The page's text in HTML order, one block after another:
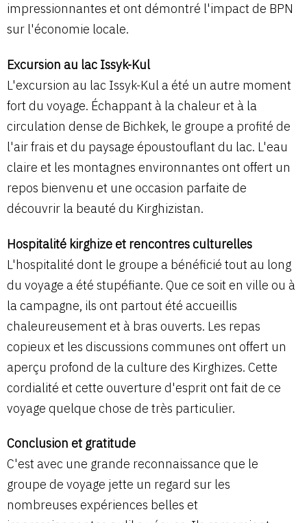
impressionnantes et ont démontré l'impact de BPN
sur l'économie locale.
Excursion au lac Issyk-Kul
L'excursion au lac Issyk-Kul a été un autre moment
fort du voyage. Échappant à la chaleur et à la
circulation dense de Bichkek, le groupe a profité de
l'air frais et du paysage époustouflant du lac. L'eau
claire et les montagnes environnantes ont offert un
repos bienvenu et une occasion parfaite de
découvrir la beauté du Kirghizistan.
Hospitalité kirghize et rencontres culturelles
L'hospitalité dont le groupe a bénéficié tout au long
du voyage a été stupéfiante. Que ce soit en ville ou à
la campagne, ils ont partout été accueillis
chaleureusement et à bras ouverts. Les repas
copieux et les discussions communes ont offert un
aperçu profond de la culture des Kirghizes. Cette
cordialité et cette ouverture d'esprit ont fait de ce
voyage quelque chose de très particulier.
Conclusion et gratitude
C'est avec une grande reconnaissance que le
groupe de voyage jette un regard sur les
nombreuses expériences belles et